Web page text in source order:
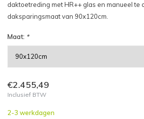
daktoetreding met HR++ glas en manueel te
daksparingsmaat van 90x120cm.
Maat: *
€2.455,49
Inclusief BTW
2-3 werkdagen